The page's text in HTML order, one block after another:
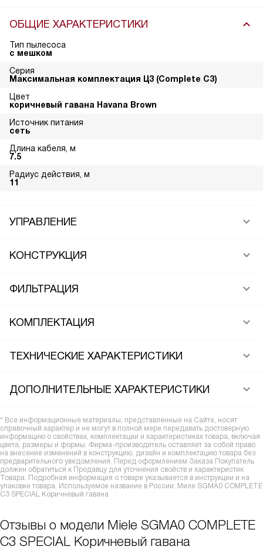
ОБЩИЕ ХАРАКТЕРИСТИКИ
Тип пылесоса
с мешком
Серия
Максимальная комплектация Ц3 (Complete C3)
Цвет
коричневый гавана Havana Brown
Источник питания
сеть
Длина кабеля, м
7.5
Радиус действия, м
11
УПРАВЛЕНИЕ
КОНСТРУКЦИЯ
ФИЛЬТРАЦИЯ
КОМПЛЕКТАЦИЯ
ТЕХНИЧЕСКИЕ ХАРАКТЕРИСТИКИ
ДОПОЛНИТЕЛЬНЫЕ ХАРАКТЕРИСТИКИ
* Все информационные материалы, представленные на Сайте, носят
справочный характер и не могут в полной мере передавать достоверную
информацию о свойствах, комплектации и характеристиках товара, включая
цвета, размеры и формы. Фирма-производитель оставляет за собой право
на внесение изменений в конструкцию, дизайн и комплектацию товара без
предварительного уведомления. Перед оформлением Заказа Покупатель
должен обратиться к Продавцу для уточнения свойств и характеристик
Товара. Подробная информация о товаре указывается в инструкции и на
упаковке товара. Используемое название в России: Миле SGMA0 COMPLETE
C3 SPECIAL Коричневый гавана
Отзывы о модели Miele SGMA0 COMPLETE
C3 SPECIAL Коричневый гавана